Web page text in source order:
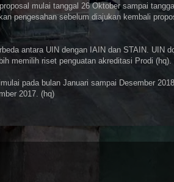
mulai tanggal 26 Oktober sampai
pengesahan sebelum diajukan kembali
antara UIN dengan IAIN dan STAIN. UIN
memilih riset penguatan akreditasi Prodi (hq).
pada bulan Januari sampai Desember
2017. (hq)